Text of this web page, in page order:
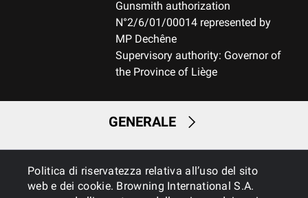
Politica di riservatezza relativa all’uso del sito
web e dei cookie. Browning International S.A.
Gunsmith authorization
N°2/6/01/00014 represented by
MP Dechêne
Supervisory authority: Governor of
the Province of Liège
GENERALE
SERVIZI